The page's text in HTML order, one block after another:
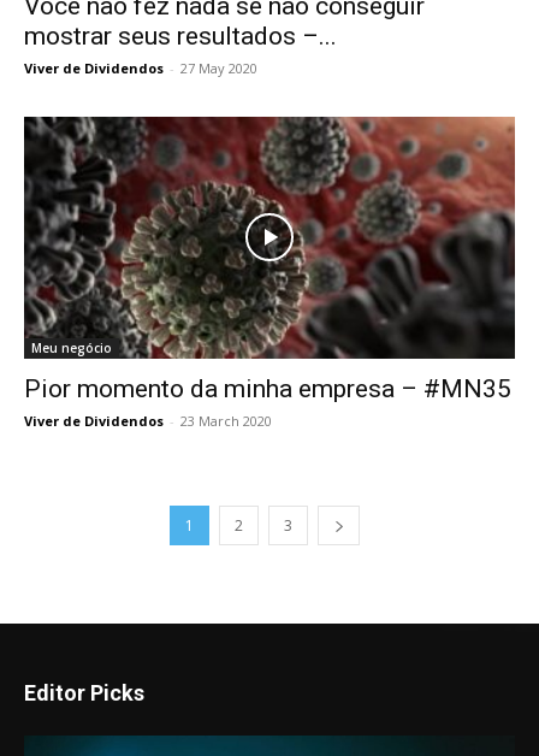
mostrar seus resultados –...
Viver de Dividendos - 27 May 2020
Meu negócio
Pior momento da minha empresa – #MN35
Viver de Dividendos - 23 March 2020
1 2 3
Editor Picks